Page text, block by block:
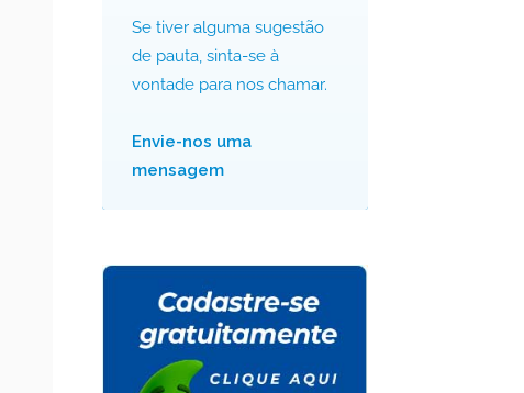
Se tiver alguma sugestão
de pauta, sinta-se à
vontade para nos chamar.
Envie-nos uma
mensagem